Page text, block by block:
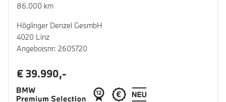
86.000 km
Höglinger Denzel GesmbH
4020 Linz
Angebotsnr: 2605720
€ 39.990,-